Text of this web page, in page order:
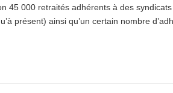
45 000 retraités adhérents à des
présent) ainsi qu’un certain nombre